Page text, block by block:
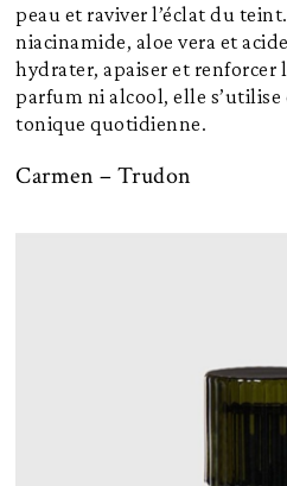
peau et raviver l’éclat du
niacinamide, aloe vera et
hydrater, apaiser et renforcer
parfum ni alcool, elle
tonique quotidienne.
Carmen – Trudon